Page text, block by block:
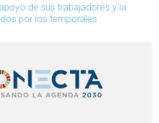
de sus trabajadores y la
por los temporales